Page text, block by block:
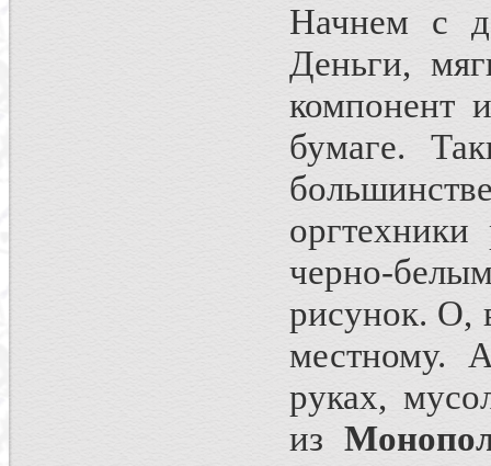
Начнем с
Деньги,
компонент
бумаге.
черно-
рисунок. О,
местному.
руках,
из